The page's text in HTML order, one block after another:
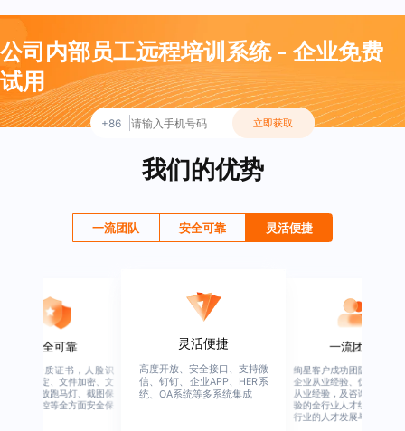
公司内部员工远程培训系统 - 企业免费
试用
+86 立即获取
我们的优势
一流团队 安全可靠 灵活便捷
安全可靠
业权威资质证书，人脸识
、设备绑定、文件加密、文
水印、播放跑马灯、截图保
、权限管控等全方面安全保
灵活便捷
高度开放、安全接口、支持微
信、钉钉、企业APP、HER系
统、OA系统等多系统集成
一流团队
绚星客户成功团队，由有多
企业从业经验、优秀培训机
从业经验，及咨询公司从业
验的全行业人才组成，涉猎
行业的人才发展与培养模块